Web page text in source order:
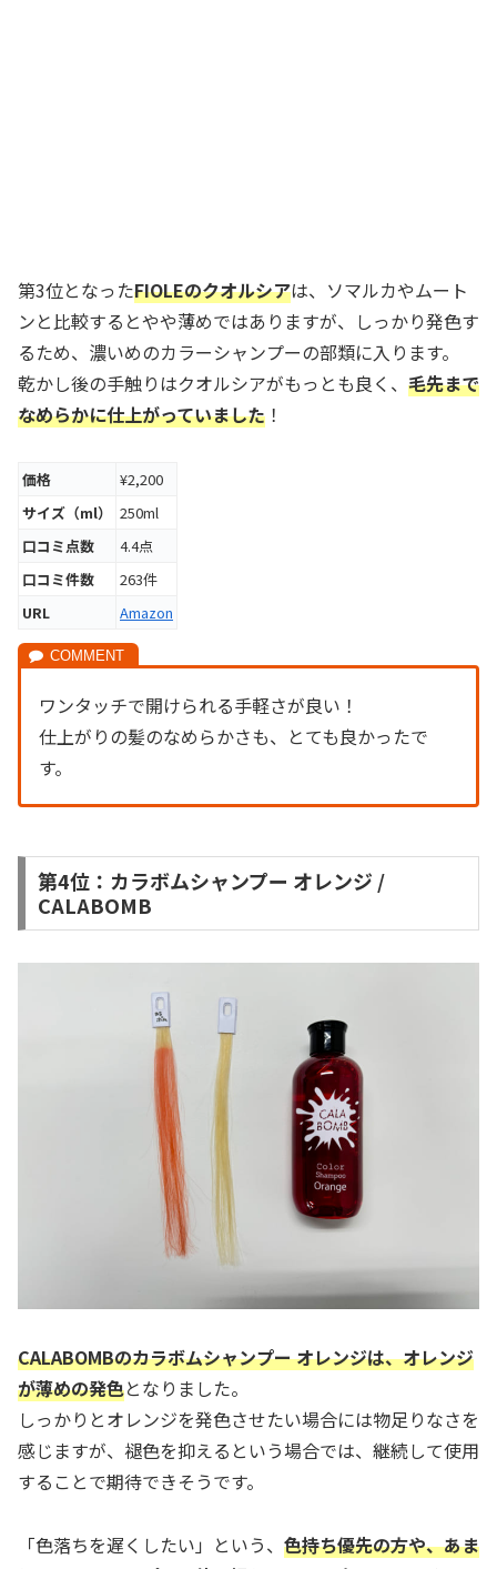
第3位となったFIOLEのクオルシアは、ソマルカやムート
ンと比較するとやや薄めではありますが、しっかり発色す
るため、濃いめのカラーシャンプーの部類に入ります。
乾かし後の手触りはクオルシアがもっとも良く、 毛先まで
なめらかに仕上がっていました ！
価格
¥2,200
サイズ（ml）
250ml
口コミ点数
4.4点
口コミ件数
263件
URL
Amazon
ワンタッチで開けられる手軽さが良い！
仕上がりの髪のなめらかさも、とても良かったで
す。
第4位：カラボムシャンプー オレンジ /
CALABOMB
CALABOMBのカラボムシャンプー オレンジは、オレンジ
が薄めの発色となりました。
しっかりとオレンジを発色させたい場合には物足りなさを
感じますが、褪色を抑えるという場合では、継続して使用
することで期待できそうです。
「色落ちを遅くしたい」という、 色持ち優先の方や、あま